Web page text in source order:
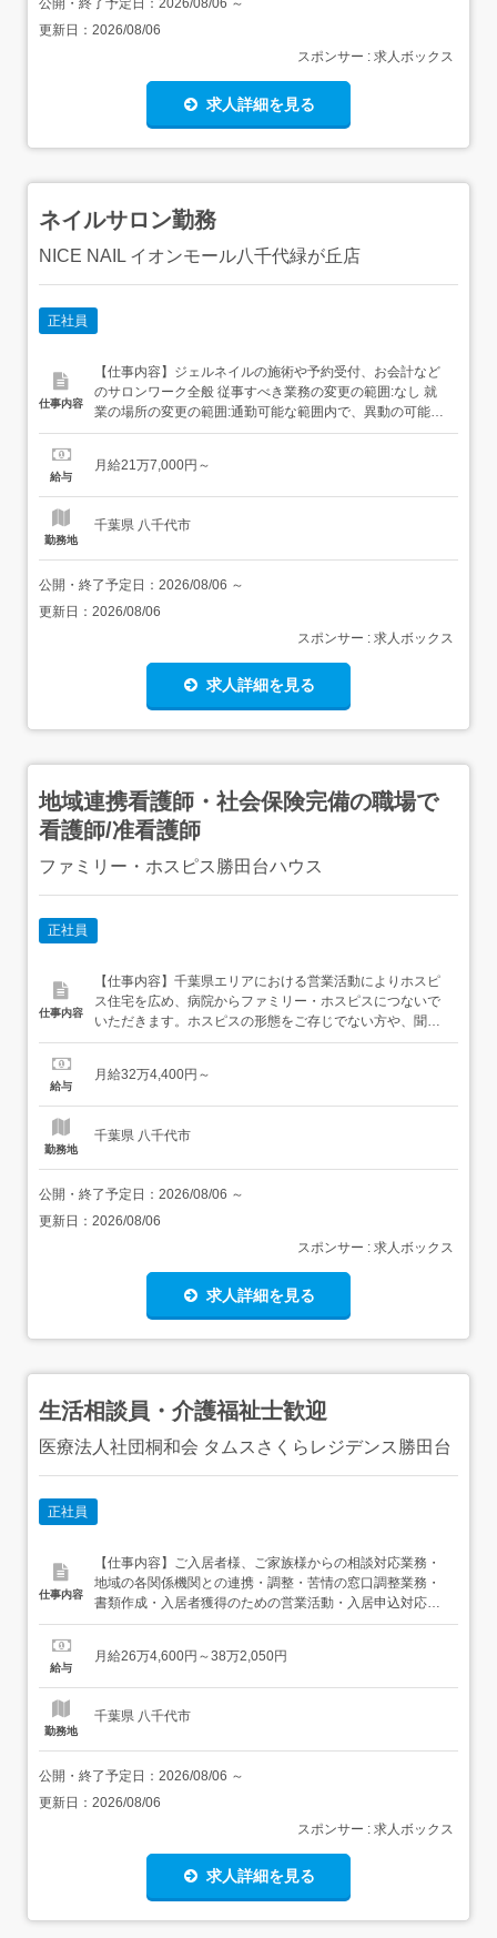
公開・終了予定日： 2026/08/06 ～
更新日： 2026/08/06
スポンサー : 求人ボックス
求人詳細を見る
ネイルサロン勤務
NICE NAIL イオンモール八千代緑が丘店
正社員
仕事内容
【仕事内容】ジェルネイルの施術や予約受付、お会計など
のサロンワーク全般 従事すべき業務の変更の範囲:なし 就
業の場所の変更の範囲:通勤可能な範囲内で、異動の可能性
あり 【経験・資格】<応募要件>資格不問未経験可 【給
手当 売上額により5,000円or15,000円指名手当 300円～
給与
月給21万7,000円～
勤務地
千葉県 八千代市
公開・終了予定日： 2026/08/06 ～
更新日： 2026/08/06
スポンサー : 求人ボックス
求人詳細を見る
地域連携看護師・社会保険完備の職場で
看護師/准看護師
ファミリー・ホスピス勝田台ハウス
正社員
仕事内容
【仕事内容】千葉県エリアにおける営業活動によりホスピ
ス住宅を広め、病院からファミリー・ホスピスにつないで
いただきます。ホスピスの形態をご存じでない方や、聞い
た事はあるけれど、詳細を知らない方に説明をしていただ
政 など 営業先によっては、移動時に、車の運転が伴う場合
給与
月給32万4,400円～
勤務地
千葉県 八千代市
公開・終了予定日： 2026/08/06 ～
更新日： 2026/08/06
スポンサー : 求人ボックス
求人詳細を見る
生活相談員・介護福祉士歓迎
医療法人社団桐和会 タムスさくらレジデンス勝田台
正社員
仕事内容
【仕事内容】ご入居者様、ご家族様からの相談対応業務・
地域の各関係機関との連携・調整・苦情の窓口調整業務・
書類作成・入居者獲得のための営業活動・入居申込対応、
相談対応・実態調査、契約・受診付添い 医療法人社団桐和
ジデンス勝田台にて勤務していただきます。 業務の変更の
給与
月給26万4,600円～38万2,050円
勤務地
千葉県 八千代市
公開・終了予定日： 2026/08/06 ～
更新日： 2026/08/06
スポンサー : 求人ボックス
求人詳細を見る